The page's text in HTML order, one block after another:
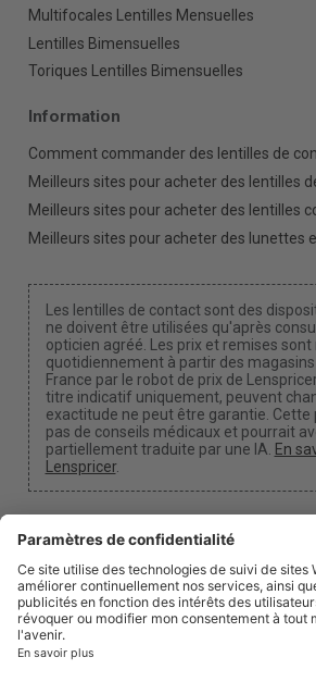
Multifocales Lentilles Mensuelles
Lentilles Bimensuelles
Toriques Lentilles Bimensuelles
Information
Comment commander des lentilles de
Meilleurs sites pour acheter des lentilles
Meilleurs sites pour acheter des lentilles
Meilleurs sites pour acheter des lunettes
Les lentilles de contact sont des
ne doivent être utilisées qu'après
opticien agréé. Les prix et remises sont
quotidiennement à partir des
France par le robot de prix de
titre indicatif uniquement, peuvent
exactitude ne peut être garantie. Cette
pas de conseils médicaux et pourrait
partiellement traduite par une IA. En
Lenspricer.
Paramètres des
utilisez l'un de nos liens pour